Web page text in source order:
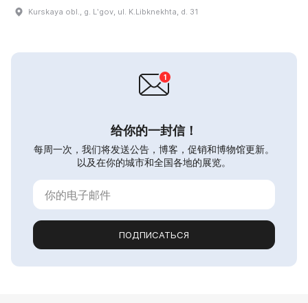
Kurskaya obl., g. Lʹgov, ul. K.Libknekhta, d. 31
给你的一封信！
每周一次，我们将发送公告，博客，促销和博物馆更新。
以及在你的城市和全国各地的展览。
ПОДПИСАТЬСЯ